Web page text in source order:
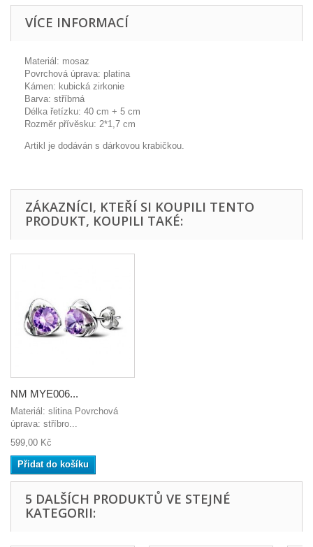
VÍCE INFORMACÍ
Materiál: mosaz
Povrchová úprava: platina
Kámen: kubická zirkonie
Barva: stříbrná
Délka řetízku: 40 cm + 5 cm
Rozměr přívěsku: 2*1,7 cm
Artikl je dodáván s dárkovou krabičkou.
ZÁKAZNÍCI, KTEŘÍ SI KOUPILI TENTO
PRODUKT, KOUPILI TAKÉ:
NM MYE006...
Materiál: slitina Povrchová
úprava: stříbro...
599,00 Kč
Přidat do košíku
5 DALŠÍCH PRODUKTŮ VE STEJNÉ
KATEGORII: